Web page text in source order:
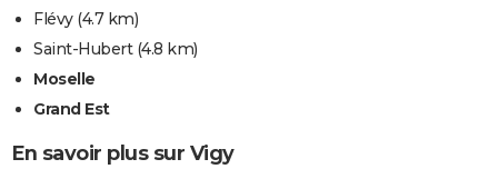
Flévy(4.7 km)
Saint-Hubert(4.8 km)
Moselle
Grand Est
En savoir plus sur Vigy